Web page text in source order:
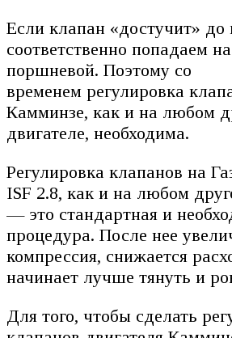
Если клапан «достучит» до
соответственно попадаем
поршневой. Поэтому со
временем регулировка
Камминзе, как и на любом
двигателе, необходима.
Регулировка клапанов на
ISF 2.8, как и на любом
— это стандартная и
процедура. После нее
компрессия, снижается
начинает лучше тянуть и
Для того, чтобы сделать